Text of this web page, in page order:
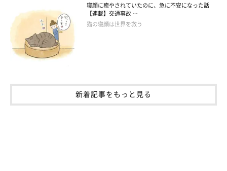
せんね。
寝顔に癒やされていたのに、急に不安になった話
【連載】交通事故 …
猫の寝顔は世界を救う
新着記事をもっと見る